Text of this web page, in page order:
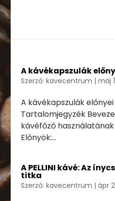
A kávékapszulák
Szerző: kavecentrum | máj
A kávékapszulák
Tartalomjegyzék
kávéfőző
Előnyök:...
A PELLINI kávé: Az
titka
Szerző: kavecentrum | ápr